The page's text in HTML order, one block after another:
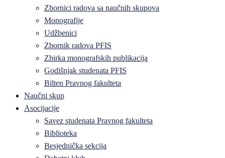
Zbornici radova sa naučnih skupova
Monografije
Udžbenici
Zbornik radova PFIS
Zbirka monografskih publikacija
Godišnjak studenata PFIS
Bilten Pravnog fakulteta
Naučni skup
Asocijacije
Savez studenata Pravnog fakulteta
Biblioteka
Besjednička sekcija